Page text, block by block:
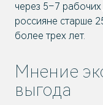
через 5–7
россияне старше
более трех лет.
Мнение
выгода